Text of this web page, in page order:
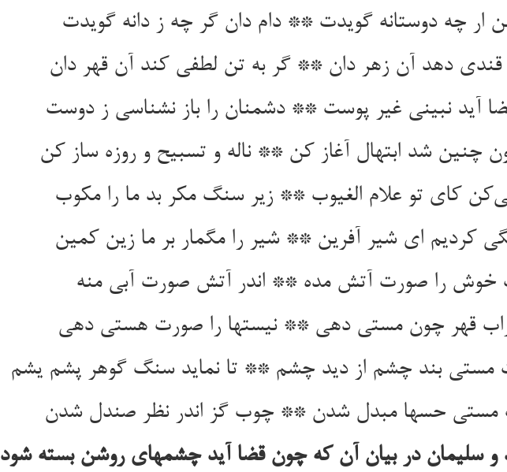
سلیمان در بیان آن که چون قضا آید چشمهای روشن بسته شود